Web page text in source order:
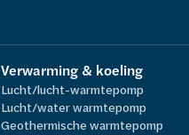
Verwarming & koeling
Lucht/lucht-warmtepomp
Lucht/water warmtepomp
Geothermische warmtepomp